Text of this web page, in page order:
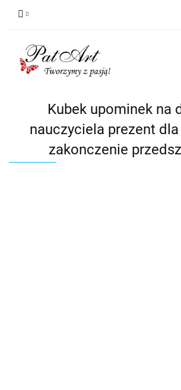
Kubek upominek na
nauczyciela prezent
zakonczenie